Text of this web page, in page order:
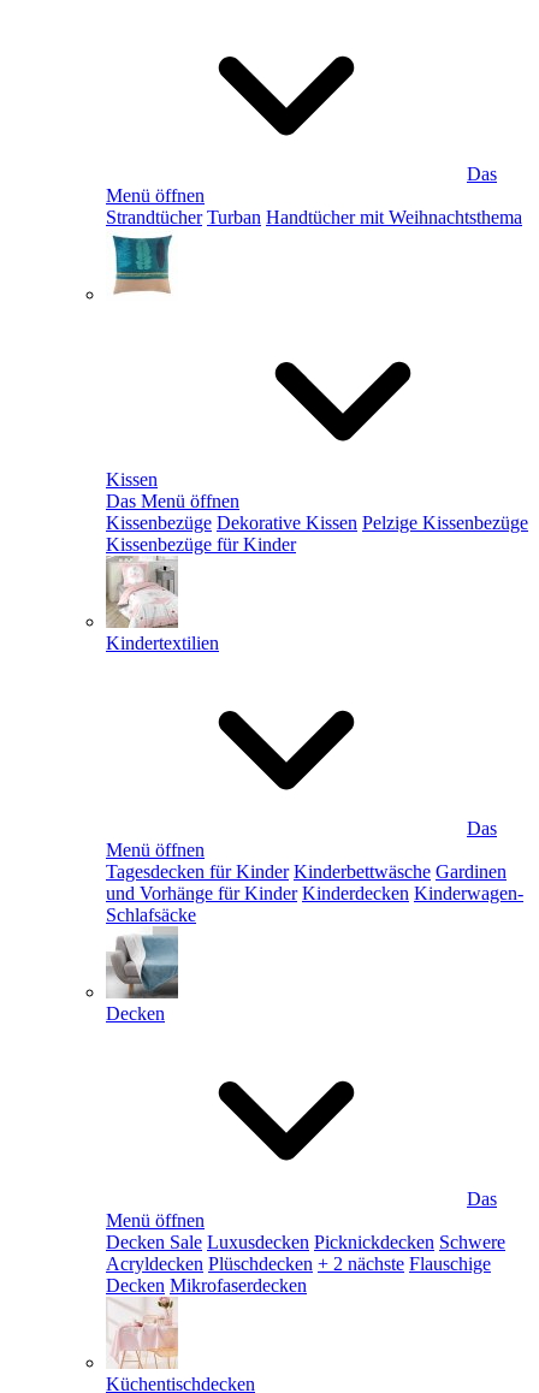
Das
Menü öffnen
Strandtücher Turban Handtücher mit Weihnachtsthema
Kissen
Das Menü öffnen
Kissenbezüge Dekorative Kissen Pelzige Kissenbezüge
Kissenbezüge für Kinder
Kindertextilien
Das
Menü öffnen
Tagesdecken für Kinder Kinderbettwäsche Gardinen
und Vorhänge für Kinder Kinderdecken Kinderwagen-
Schlafsäcke
Decken
Das
Menü öffnen
Decken Sale Luxusdecken Picknickdecken Schwere
Acryldecken Plüschdecken + 2 nächste Flauschige
Decken Mikrofaserdecken
Küchentischdecken